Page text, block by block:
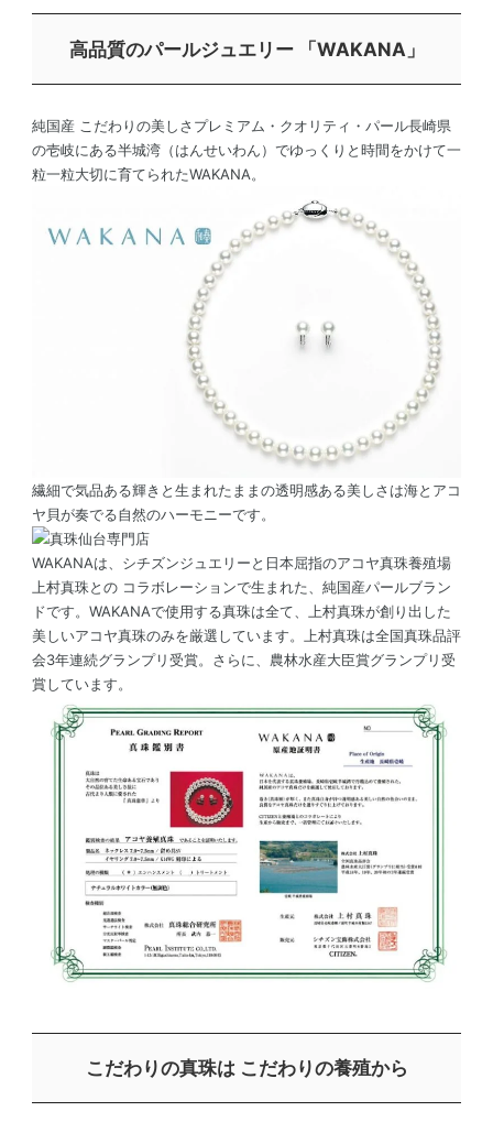
高品質のパールジュエリー 「WAKANA」
純国産 こだわりの美しさプレミアム・クオリティ・パール長崎県
の壱岐にある半城湾（はんせいわん）でゆっくりと時間をかけて一
粒一粒大切に育てられたWAKANA。
繊細で気品ある輝きと生まれたままの透明感ある美しさは海とアコ
ヤ貝が奏でる自然のハーモニーです。
WAKANAは、シチズンジュエリーと日本屈指のアコヤ真珠養殖場
上村真珠との コラボレーションで生まれた、純国産パールブラン
ドです。WAKANAで使用する真珠は全て、上村真珠が創り出した
美しいアコヤ真珠のみを厳選しています。上村真珠は全国真珠品評
会3年連続グランプリ受賞。さらに、農林水産大臣賞グランプリ受
賞しています。
こだわりの真珠は こだわりの養殖から